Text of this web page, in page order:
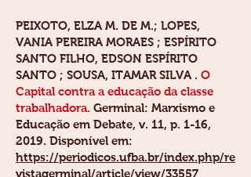
PEIXOTO, ELZA M. DE M.; LOPES,
VANIA PEREIRA MORAES ; ESPÍRITO
SANTO FILHO, EDSON ESPÍRITO
SANTO ; SOUSA, ITAMAR SILVA . O
Capital contra a educação da classe
trabalhadora. Germinal: Marxismo e
Educação em Debate, v. 11, p. 1-16,
2019. Disponível em:
https://periodicos.ufba.br/index.php/re
vistagerminal/article/view/33557